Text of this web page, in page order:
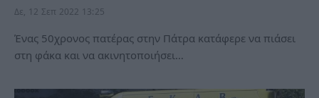
Δε, 12 Σεπ 2022 13:25
Ένας 50χρονος πατέρας στην Πάτρα κατάφερε να πιάσει
στη φάκα και να ακινητοποιήσει…